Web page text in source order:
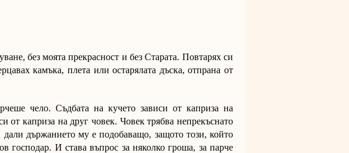
без моята прекрасност и без Старата. Повтарях си
камъка, плета или остарялата дъска, отпрана от
чело. Съдбата на кучето зависи от каприза на
от каприза на друг човек. Човек трябва непрекъснато
държанието му е подобаващо, защото този, който
господар. И става въпрос за няколко гроша, за парче